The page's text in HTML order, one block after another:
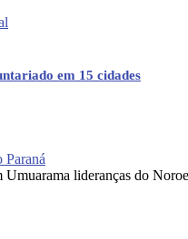
em 15 cidades
Paraná
lideranças do